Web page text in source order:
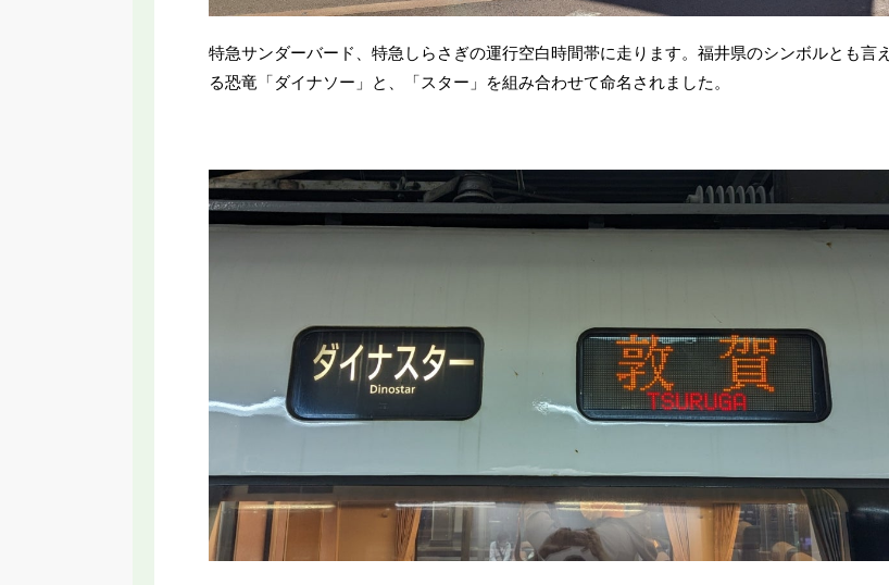
特急サンダーバード、特急しらさぎの運行空白時間帯に走ります。福井県のシンボルとも言え
る恐竜「ダイナソー」と、「スター」を組み合わせて命名されました。